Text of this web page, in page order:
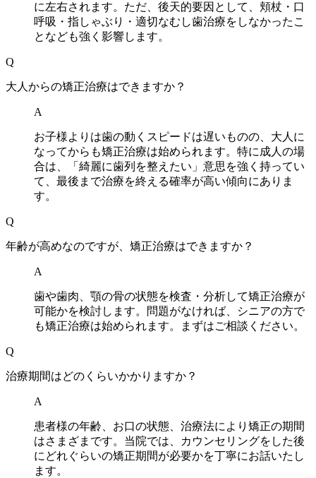
に左右されます。ただ、後天的要因として、頬杖・口
呼吸・指しゃぶり・適切なむし歯治療をしなかったこ
となども強く影響します。
Q
大人からの矯正治療はできますか？
A
お子様よりは歯の動くスピードは遅いものの、大人に
なってからも矯正治療は始められます。特に成人の場
合は、「綺麗に歯列を整えたい」意思を強く持ってい
て、最後まで治療を終える確率が高い傾向にありま
す。
Q
年齢が高めなのですが、矯正治療はできますか？
A
歯や歯肉、顎の骨の状態を検査・分析して矯正治療が
可能かを検討します。問題がなければ、シニアの方で
も矯正治療は始められます。まずはご相談ください。
Q
治療期間はどのくらいかかりますか？
A
患者様の年齢、お口の状態、治療法により矯正の期間
はさまざまです。当院では、カウンセリングをした後
にどれぐらいの矯正期間が必要かを丁寧にお話いたし
ます。